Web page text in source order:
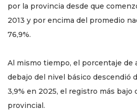
por la provincia desde que
2013 y por encima del promedio
76,9%.
Al mismo tiempo, el porcentaje de
debajo del nivel básico descendió
3,9% en 2025, el registro más bajo
provincial.